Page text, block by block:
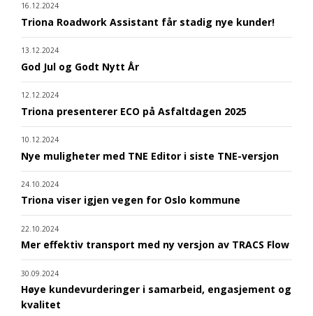
16.12.2024
Triona Roadwork Assistant får stadig nye kunder!
13.12.2024
God Jul og Godt Nytt År
12.12.2024
Triona presenterer ECO på Asfaltdagen 2025
10.12.2024
Nye muligheter med TNE Editor i siste TNE-versjon
24.10.2024
Triona viser igjen vegen for Oslo kommune
22.10.2024
Mer effektiv transport med ny versjon av TRACS Flow
30.09.2024
Høye kundevurderinger i samarbeid, engasjement og
kvalitet